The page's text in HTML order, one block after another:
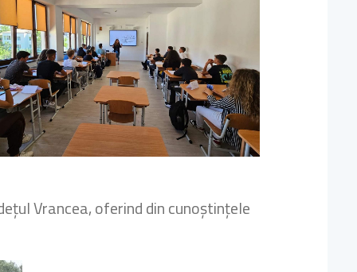
Vrancea, oferind din cunoștințele